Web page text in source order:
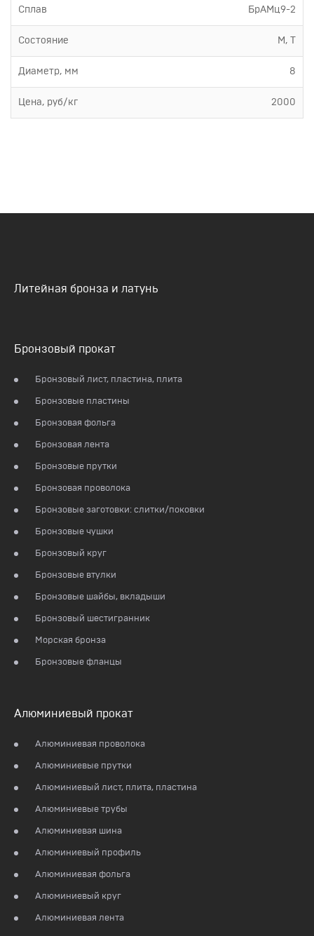
Сплав БрАМц9-2
Состояние М, Т
Диаметр, мм 8
Цена, руб/кг 2000
Литейная бронза и латунь
Бронзовый прокат
Бронзовый лист, пластина, плита
Бронзовые пластины
Бронзовая фольга
Бронзовая лента
Бронзовые прутки
Бронзовая проволока
Бронзовые заготовки: слитки/поковки
Бронзовые чушки
Бронзовый круг
Бронзовые втулки
Бронзовые шайбы, вкладыши
Бронзовый шестигранник
Морская бронза
Бронзовые фланцы
Алюминиевый прокат
Алюминиевая проволока
Алюминиевые прутки
Алюминиевый лист, плита, пластина
Алюминиевые трубы
Алюминиевая шина
Алюминиевый профиль
Алюминиевая фольга
Алюминиевый круг
Алюминиевая лента